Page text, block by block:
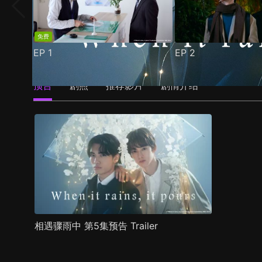
免费
EP 1 EP 2
预告 剧照 推荐影片 剧情介绍
相遇骤雨中 第5集预告 Trailer